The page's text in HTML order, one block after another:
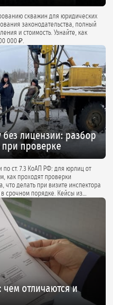
скважин для юридических
и стоимость. Узнайте, как
000 ₽.
лицензии: разбор
при проверке
ст. 7.3 КоАП РФ: для юрлиц от
делать при визите инспектора
Кейсы из
отличаются и